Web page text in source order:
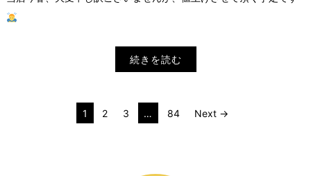
続きを読む
1 2 3 … 84 Next →